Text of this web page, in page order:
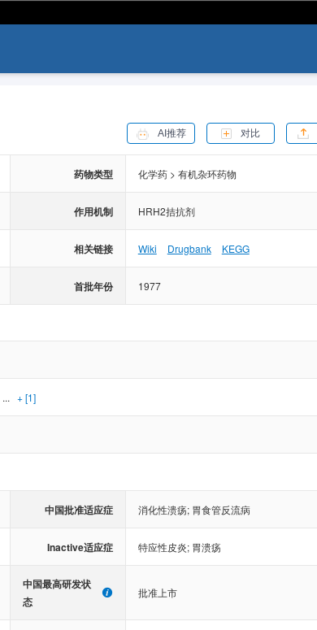
AI推荐 对比
药物类型 化学药 > 有机杂环药物
作用机制 HRH2拮抗剂
相关链接 Wiki Drugbank KEGG
首批年份 1977
... + [1]
中国批准适应症 消化性溃疡; 胃食管反流病
Inactive适应症 特应性皮炎; 胃溃疡
中国最高研发状
态
批准上市